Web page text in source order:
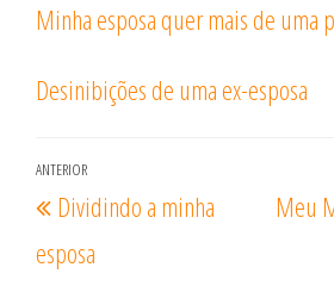
Minha esposa quer mais de uma
Desinibições de uma ex-esposa
Navegação
de
Post
Post
anterior
ANTERIOR
Dividindo a minha
esposa
Meu
Clube dos